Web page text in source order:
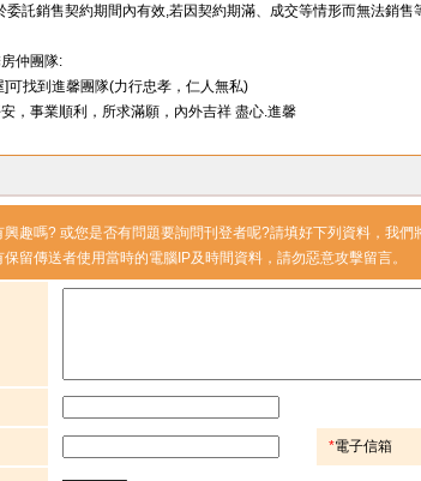
委託銷售契約期間內有效,若因契約期滿、成交等情形而無法銷
仲團隊:
]可找到進馨團隊(力行忠孝，仁人無私)
，事業順利，所求滿願，內外吉祥 盡心.進馨
興趣嗎? 或您是否有問題要詢問刊登者呢?請填好下列資料，我
留傳送者使用當時的電腦IP及時間資料，請勿惡意攻擊留言。
*電子信箱